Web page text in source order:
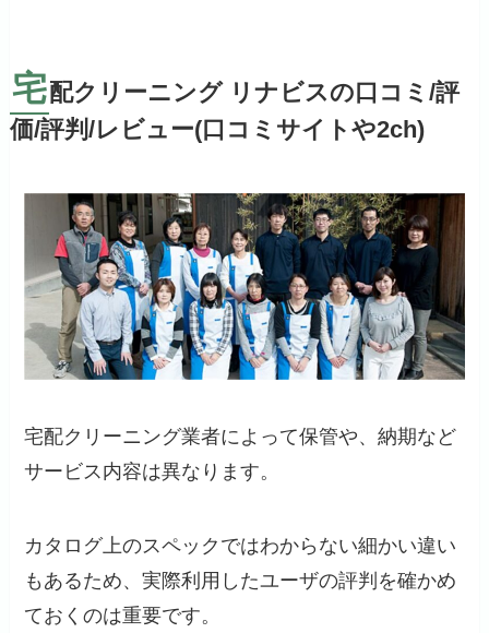
宅配クリーニング リナビスの口コミ/評
価/評判/レビュー(口コミサイトや2ch)
宅配クリーニング業者によって保管や、納期など
サービス内容は異なります。
カタログ上のスペックではわからない細かい違い
もあるため、実際利用したユーザの評判を確かめ
ておくのは重要です。